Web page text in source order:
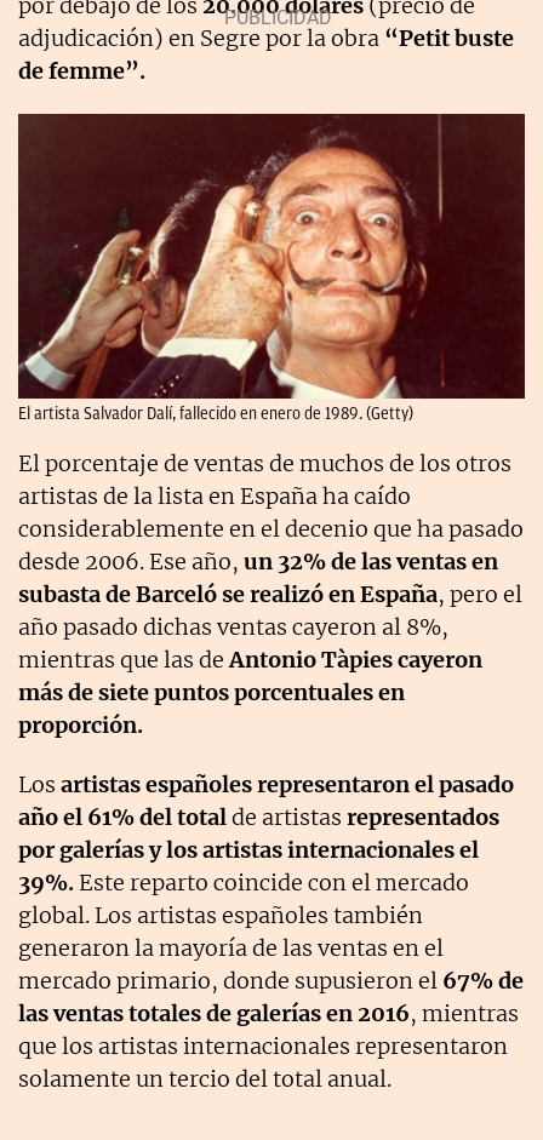
adjudicación) en Segre por la obra “Petit buste
de femme”.
El artista Salvador Dalí, fallecido en enero de 1989. (Getty)
El porcentaje de ventas de muchos de los otros
artistas de la lista en España ha caído
considerablemente en el decenio que ha pasado
desde 2006. Ese año, un 32% de las ventas en
subasta de Barceló se realizó en España, pero el
año pasado dichas ventas cayeron al 8%,
mientras que las deAntonio Tàpies cayeron
más de siete puntos porcentuales en
proporción.
Los artistas españoles representaron el pasado
año el 61% del totalde artistas representados
por galerías y los artistas internacionales el
39%. Este reparto coincide con el mercado
global. Los artistas españoles también
generaron la mayoría de las ventas en el
mercado primario, donde supusieron el 67% de
las ventas totales de galerías en 2016, mientras
que los artistas internacionales representaron
solamente un tercio del total anual.